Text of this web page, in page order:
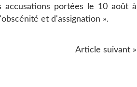
accusations portées le 10 août à
et d'assignation ».
Article suivant »